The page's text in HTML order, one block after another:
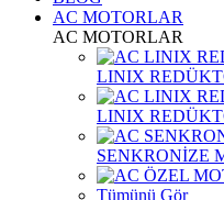
AC MOTORLAR
AC MOTORLAR
LINIX
LINIX
SENKRONİZE
Tümünü Gör